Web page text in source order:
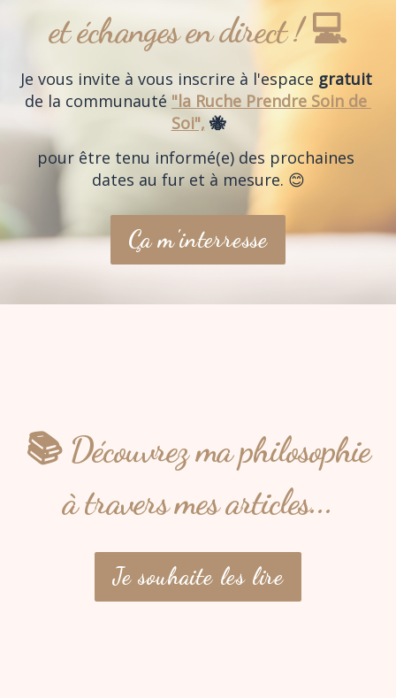
et échanges en direct ! 💻
Je vous invite à vous inscrire à l'espace gratuit
de la communauté "la Ruche Prendre Soin de
Soi", 🐝
pour être tenu informé(e) des prochaines
dates au fur et à mesure. 😊
Ça m'interresse
📚 Découvrez ma philosophie
à travers mes articles...
Je souhaite les lire